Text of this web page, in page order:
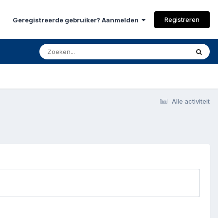
Geregistreerde gebruiker? Aanmelden Registreren
Alle activiteit